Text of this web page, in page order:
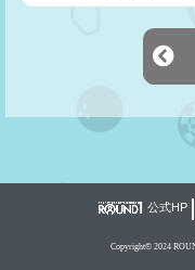
公式HP
Copyright© 2024